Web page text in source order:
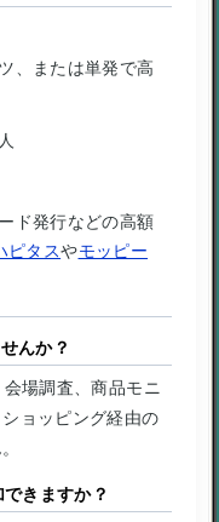
、または単発で高
ド発行などの高額
ピタスやモッピー
んか？
場調査、商品モニ
ョッピング経由の
きますか？